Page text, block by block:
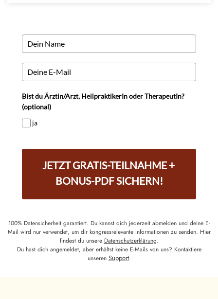
Bist du Ärztin/Arzt, HeilpraktikerIn oder TherapeutIn?
(optional)
ja
JETZT GRATIS-TEILNAHME +
BONUS-PDF SICHERN!
100% Datensicherheit garantiert. Du kannst dich jederzeit abmelden und deine E-
Mail wird nur verwendet, um dir kongressrelevante Informationen zu senden. Hier
findest du unsere Datenschutzerklärung.
Du hast dich angemeldet, aber erhältst keine E-Mails von uns? Kontaktiere
unseren Support.